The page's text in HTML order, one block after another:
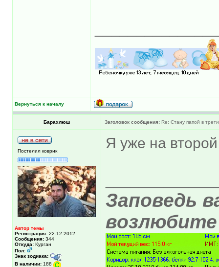
Вернуться к началу
Барахлюш Заголовок сообщения: Re: Стану папой в
Постелил коврик
Автор темы
Регистрация: 22.12.2012
Сообщения: 344
Откуда: Курган
Пол:
Знак зодиака:
В наличии: 188
Я уже на
Заповедь
возлюбите